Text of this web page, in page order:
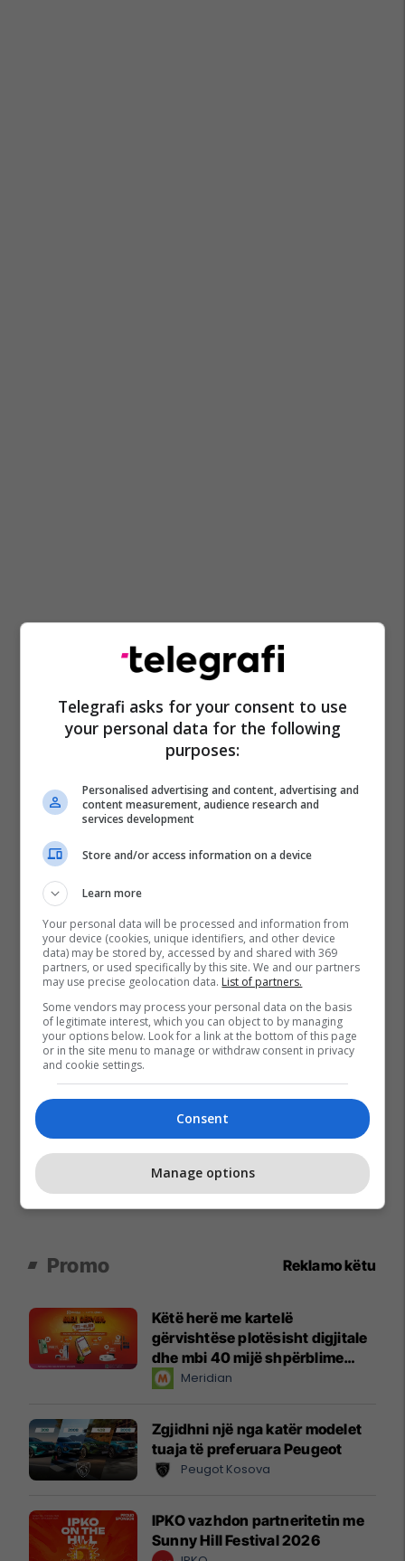
Promo Reklamo këtu
Këtë herë me kartelë
gërvishtëse plotësisht digjitale
dhe mbi 40 mijë shpërblime
instant!Meridian
Zgjidhni një nga katër modelet
tuaja të preferuara Peugeot
Peugot Kosova
IPKO vazhdon partneritetin me
Sunny Hill Festival 2026
Telegrafi asks for your consent to use
your personal data for the following
purposes:
Personalised advertising and content, advertising and
content measurement, audience research and
services development
Store and/or access information on a device
Learn more
Your personal data will be processed and information from
your device (cookies, unique identifiers, and other device
data) may be stored by, accessed by and shared with 369
partners, or used specifically by this site. We and our partners
may use precise geolocation data. List of partners.
Some vendors may process your personal data on the basis
of legitimate interest, which you can object to by managing
your options below. Look for a link at the bottom of this page
or in the site menu to manage or withdraw consent in privacy
and cookie settings.
Consent
Manage options